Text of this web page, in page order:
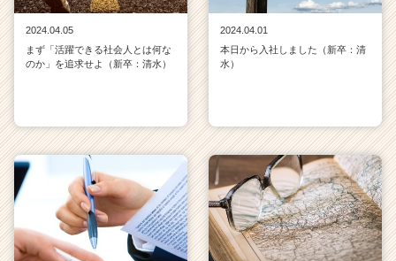
2024.04.05
まず「活躍できる社会人とは何な
のか」を追求せよ（新卒：清水）
2024.04.01
本日から入社しました（新卒：清
水）